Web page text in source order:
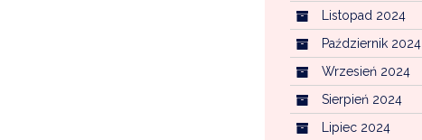
Listopad 2024
Październik 2024
Wrzesień 2024
Sierpień 2024
Lipiec 2024